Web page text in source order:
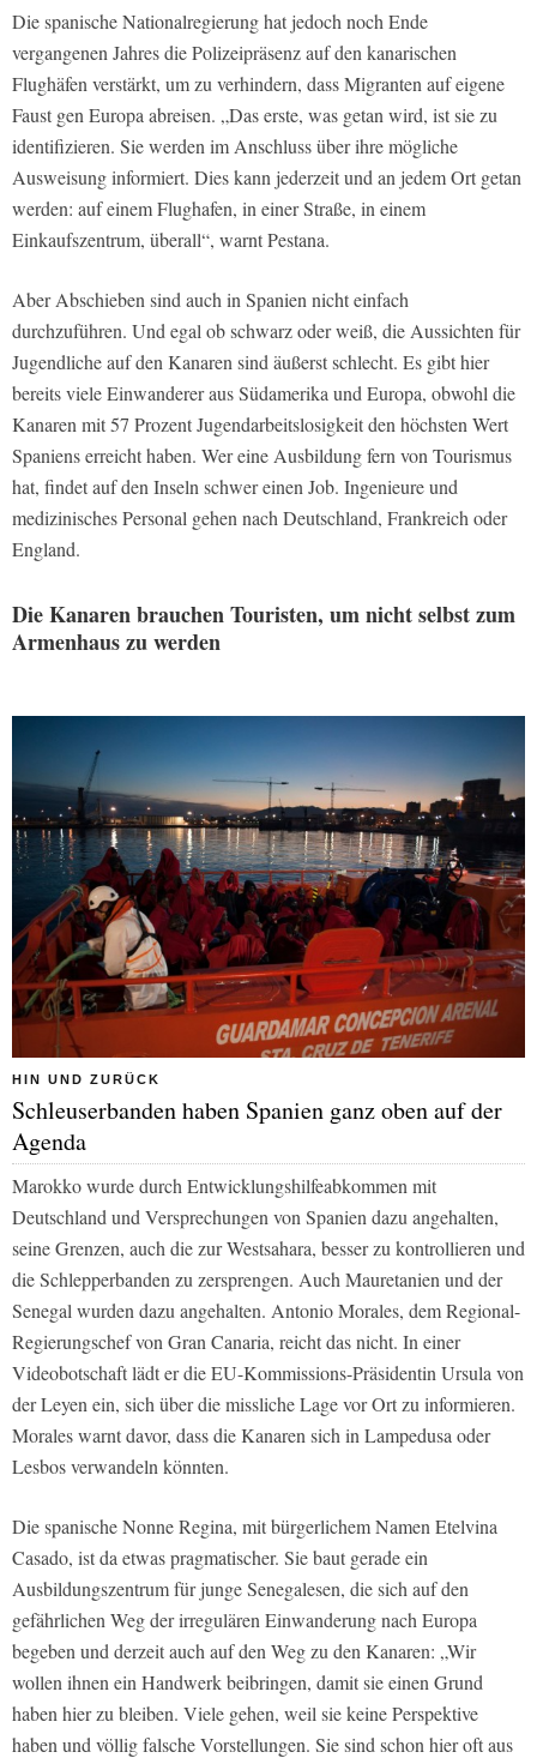
Die spanische Nationalregierung hat jedoch noch Ende
vergangenen Jahres die Polizeipräsenz auf den kanarischen
Flughäfen verstärkt, um zu verhindern, dass Migranten auf eigene
Faust gen Europa abreisen. „Das erste, was getan wird, ist sie zu
identifizieren. Sie werden im Anschluss über ihre mögliche
Ausweisung informiert. Dies kann jederzeit und an jedem Ort getan
werden: auf einem Flughafen, in einer Straße, in einem
Einkaufszentrum, überall“, warnt Pestana.
Aber Abschieben sind auch in Spanien nicht einfach
durchzuführen. Und egal ob schwarz oder weiß, die Aussichten für
Jugendliche auf den Kanaren sind äußerst schlecht. Es gibt hier
bereits viele Einwanderer aus Südamerika und Europa, obwohl die
Kanaren mit 57 Prozent Jugendarbeitslosigkeit den höchsten Wert
Spaniens erreicht haben. Wer eine Ausbildung fern von Tourismus
hat, findet auf den Inseln schwer einen Job. Ingenieure und
medizinisches Personal gehen nach Deutschland, Frankreich oder
England.
Die Kanaren brauchen Touristen, um nicht selbst zum
Armenhaus zu werden
HIN UND ZURÜCK
Schleuserbanden haben Spanien ganz oben auf der
Agenda
Marokko wurde durch Entwicklungshilfeabkommen mit
Deutschland und Versprechungen von Spanien dazu angehalten,
seine Grenzen, auch die zur Westsahara, besser zu kontrollieren und
die Schlepperbanden zu zersprengen. Auch Mauretanien und der
Senegal wurden dazu angehalten. Antonio Morales, dem Regional-
Regierungschef von Gran Canaria, reicht das nicht. In einer
Videobotschaft lädt er die EU-Kommissions-Präsidentin Ursula von
der Leyen ein, sich über die missliche Lage vor Ort zu informieren.
Morales warnt davor, dass die Kanaren sich in Lampedusa oder
Lesbos verwandeln könnten.
Die spanische Nonne Regina, mit bürgerlichem Namen Etelvina
Casado, ist da etwas pragmatischer. Sie baut gerade ein
Ausbildungszentrum für junge Senegalesen, die sich auf den
gefährlichen Weg der irregulären Einwanderung nach Europa
begeben und derzeit auch auf den Weg zu den Kanaren: „Wir
wollen ihnen ein Handwerk beibringen, damit sie einen Grund
haben hier zu bleiben. Viele gehen, weil sie keine Perspektive
haben und völlig falsche Vorstellungen. Sie sind schon hier oft aus